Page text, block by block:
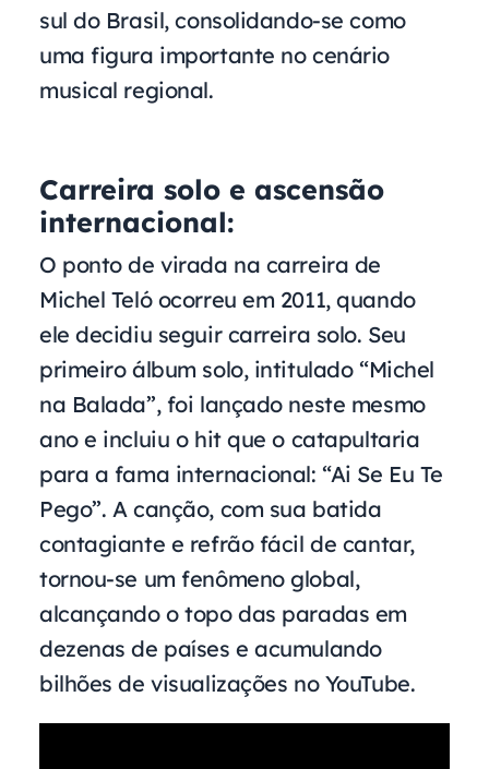
sul do Brasil, consolidando-se como
uma figura importante no cenário
musical regional.
Carreira solo e ascensão
internacional:
O ponto de virada na carreira de
Michel Teló ocorreu em 2011, quando
ele decidiu seguir carreira solo. Seu
primeiro álbum solo, intitulado “Michel
na Balada”, foi lançado neste mesmo
ano e incluiu o hit que o catapultaria
para a fama internacional: “Ai Se Eu Te
Pego”. A canção, com sua batida
contagiante e refrão fácil de cantar,
tornou-se um fenômeno global,
alcançando o topo das paradas em
dezenas de países e acumulando
bilhões de visualizações no YouTube.